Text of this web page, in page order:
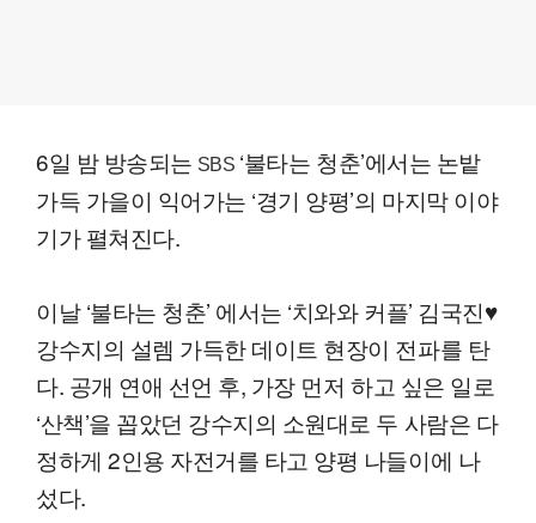
6일 밤 방송되는 SBS‘불타는 청춘’에서는 논밭
가득 가을이 익어가는 ‘경기 양평’의 마지막 이야
기가 펼쳐진다.
이날 ‘불타는 청춘’ 에서는 ‘치와와 커플’ 김국진♥
강수지의 설렘 가득한 데이트 현장이 전파를 탄
다. 공개 연애 선언 후, 가장 먼저 하고 싶은 일로
‘산책’을 꼽았던 강수지의 소원대로 두 사람은 다
정하게 2인용 자전거를 타고 양평 나들이에 나
섰다.